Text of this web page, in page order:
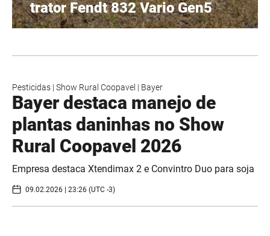
trator Fendt 832 Vario Gen5
Pesticidas | Show Rural Coopavel | Bayer
Bayer destaca manejo de
plantas daninhas no Show
Rural Coopavel 2026
Empresa destaca Xtendimax 2 e Convintro Duo para soja
09.02.2026 | 23:26 (UTC -3)